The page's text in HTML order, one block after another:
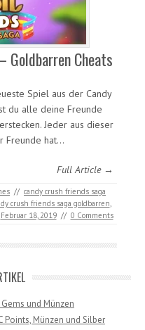
Goldbarren Cheats
Spiel aus der Candy
du alle deine Freunde
Jeder aus dieser
Freunde hat…
Full Article →
// candy crush friends saga
crush friends saga goldbarren
Februar 18, 2019 // 0 Comments
und Münzen
Points, Münzen und Silber